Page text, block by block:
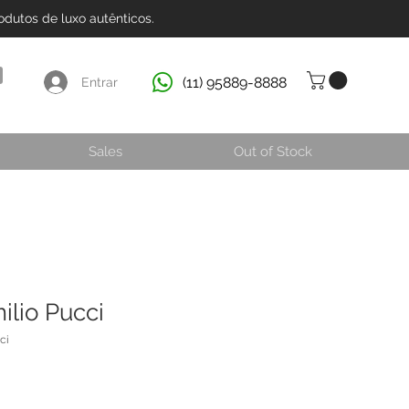
de luxo autênticos.
Entrar (11) 95889-8888
Sales Out of Stock
Pucci